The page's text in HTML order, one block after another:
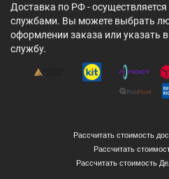
Доставка по РФ -
службами. Вы можете выбрать
оформлении заказа или указать
службу.
Рассчитать стоимость
Рассчитать
Рассчитать стоимость